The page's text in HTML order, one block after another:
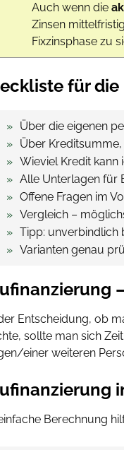
Auch wenn die
Zinsen
Fixzinsphase zu
für
Über die eigenen
Über
Wieviel Kredit kann
Alle Unterlagen für
Offene Fragen im
Vergleich –
Tipp: unverbindlich
Varianten genau
Entscheidung, ob
sollte man sich
einer weiteren
Berechnung